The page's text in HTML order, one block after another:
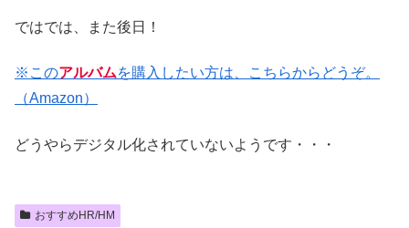
ではでは、また後日！
※このアルバムを購入したい方は、こちらからどうぞ。
（Amazon）
どうやらデジタル化されていないようです・・・
おすすめHR/HM